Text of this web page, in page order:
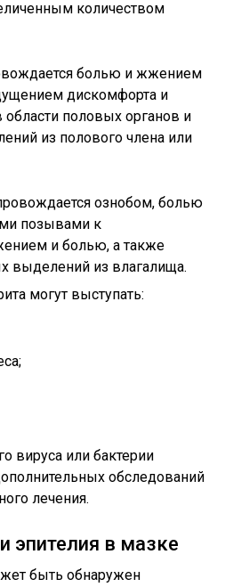
количеством
болью и жжением
дискомфорта и
области половых органов и
из полового члена или
ознобом, болью
позывами к
и болью, а также
выделений из влагалища.
могут выступать:
вируса или бактерии
обследований
лечения.
эпителия в мазке
быть обнаружен